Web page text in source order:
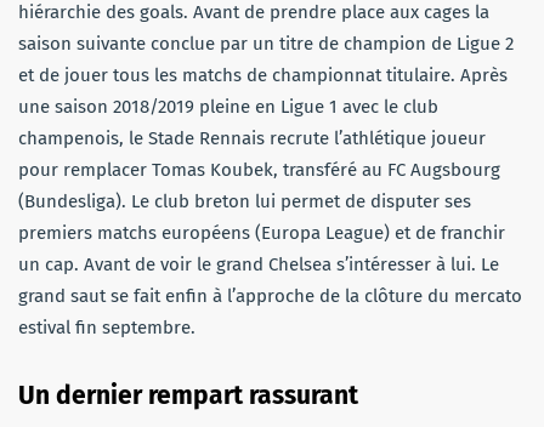
hiérarchie des goals. Avant de prendre place aux cages la
saison suivante conclue par un titre de champion de Ligue 2
et de jouer tous les matchs de championnat titulaire. Après
une saison 2018/2019 pleine en Ligue 1 avec le club
champenois, le Stade Rennais recrute l’athlétique joueur
pour remplacer Tomas Koubek, transféré au FC Augsbourg
(Bundesliga). Le club breton lui permet de disputer ses
premiers matchs européens (Europa League) et de franchir
un cap. Avant de voir le grand Chelsea s’intéresser à lui. Le
grand saut se fait enfin à l’approche de la clôture du mercato
estival fin septembre.
Un dernier rempart rassurant